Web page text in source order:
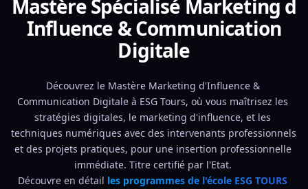
Mastère Spécialisé Marketing d
Influence & Communication
Digitale
Découvrez le Mastère Marketing d'Influence &
Communication Digitale à ESG Tours, où vous maîtrisez les
stratégies digitales, le marketing d'influence, et les
techniques numériques avec des intervenants professionnels
et des projets pratiques, pour une insertion professionnelle
immédiate. Titre certifié par l'Etat.
Découvre en détail les programmes de l'école ESG TOURS